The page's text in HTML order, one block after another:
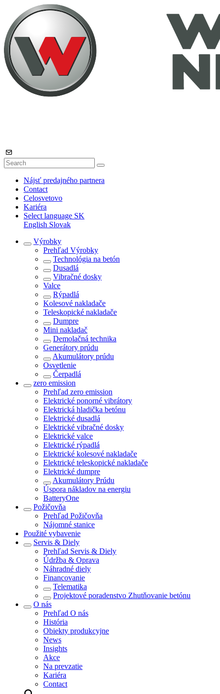
Nájsť predajného partnera
Contact
Celosvetovo
Kariéra
Select language SK
English Slovak
Výrobky
Prehľad Výrobky
Technológia na betón
Dusadlá
Vibračné dosky
Valce
Rýpadlá
Kolesové nakladače
Teleskopické nakladače
Dumpre
Mini nakladač
Demolačná technika
Generátory prúdu
Akumulátory prúdu
Osvetlenie
Čerpadlá
zero emission
Prehľad zero emission
Elektrické ponorné vibrátory
Elektrická hladička betónu
Elektrické dusadlá
Elektrické vibračné dosky
Elektrické valce
Elektrické rýpadlá
Elektrické kolesové nakladače
Elektrické teleskopické nakladače
Elektrické dumpre
Akumulátory Prúdu
Úspora nákladov na energiu
BatteryOne
Požičovňa
Prehľad Požičovňa
Nájomné stanice
Použité vybavenie
Servis & Diely
Prehľad Servis & Diely
Údržba & Oprava
Náhradné diely
Financovanie
Telematika
Projektové poradenstvo Zhutňovanie betónu
O nás
Prehľad O nás
História
Obiekty produkcyjne
News
Insights
Akce
Na prevzatie
Kariéra
Contact